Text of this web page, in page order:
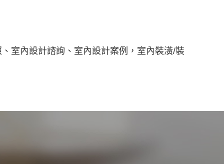
室內設計諮詢、室內設計案例，室內裝潢/裝